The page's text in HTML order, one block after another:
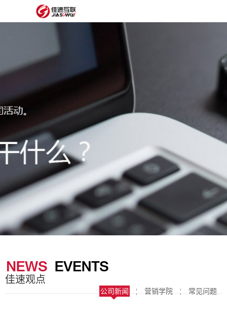
设
网
建
制
板
抖
获
里
服
经
案
站
圈
子
关
佳速观点
公司新闻 ¦ 营销学院 ¦ 常见问题